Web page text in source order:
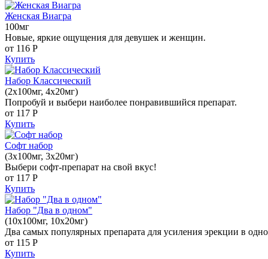
Женская Виагра
100мг
Новые, яркие ощущения для девушек и женщин.
от 116 Р
Купить
Набор Классический
(2x100мг, 4x20мг)
Попробуй и выбери наиболее понравившийся препарат.
от 117 Р
Купить
Софт набор
(3x100мг, 3x20мг)
Выбери софт-препарат на свой вкус!
от 117 Р
Купить
Набор "Два в одном"
(10x100мг, 10x20мг)
Два самых популярных препарата для усиления эрекции в
от 115 Р
Купить